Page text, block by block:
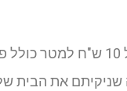
במחיר של 10 ש"ח למטר
שניקיתם את הבית